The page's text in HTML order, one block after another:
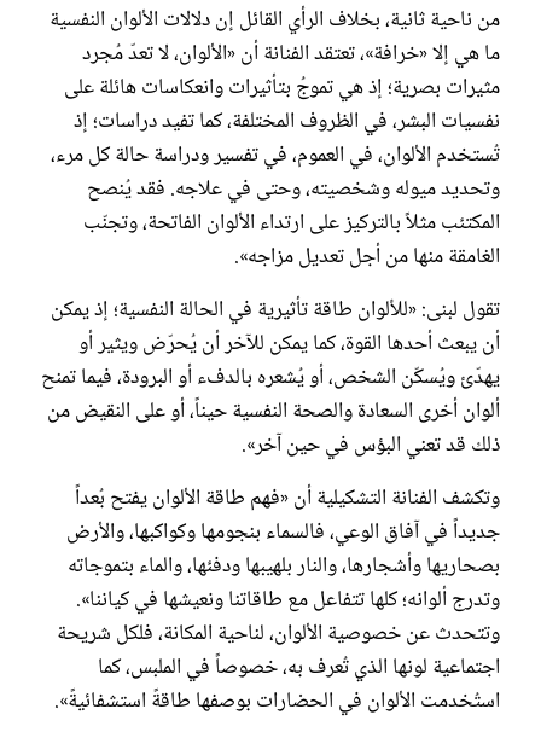
من ناحية ثانية، بخلاف الرأي القائل إن دلالات الألوان النفسية
ما هي إلا «خرافة»، تعتقد الفنانة أن «الألوان، لا تعدّ مُجرد
مثيرات بصرية؛ إذ هي تموجُ بتأثيرات وانعكاسات هائلة على
نفسيات البشر، في الظروف المختلفة، كما تفيد دراسات؛ إذ
تُستخدم الألوان، في العموم، في تفسير ودراسة حالة كل مرء،
وتحديد ميوله وشخصيته، وحتى في علاجه. فقد يُنصح
المكتئب مثلاً بالتركيز على ارتداء الألوان الفاتحة، وتجنّب
الغامقة منها من أجل تعديل مزاجه».
تقول لبنى: «للألوان طاقة تأثيرية في الحالة النفسية؛ إذ يمكن
أن يبعث أحدها القوة، كما يمكن للآخر أن يُحرّض ويثير أو
يهدّئ ويُسكّن الشخص، أو يُشعره بالدفء أو البرودة، فيما تمنح
ألوان أخرى السعادة والصحة النفسية حيناً، أو على النقيض من
ذلك قد تعني البؤس في حين آخر».
وتكشف الفنانة التشكيلية أن «فهم طاقة الألوان يفتح بُعداً
جديداً في آفاق الوعي، فالسماء بنجومها وكواكبها، والأرض
بصحاريها وأشجارها، والنار بلهيبها ودفئها، والماء بتموجاته
وتدرج ألوانه؛ كلها تتفاعل مع طاقاتنا ونعيشها في كياننا».
وتتحدث عن خصوصية الألوان، لناحية المكانة، فلكل شريحة
اجتماعية لونها الذي تُعرف به، خصوصاً في الملبس، كما
استُخدمت الألوان في الحضارات بوصفها طاقةً استشفائيةً».